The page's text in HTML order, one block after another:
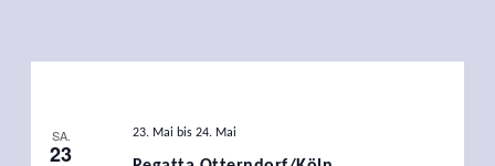
SA.
23
23. Mai bis 24. Mai